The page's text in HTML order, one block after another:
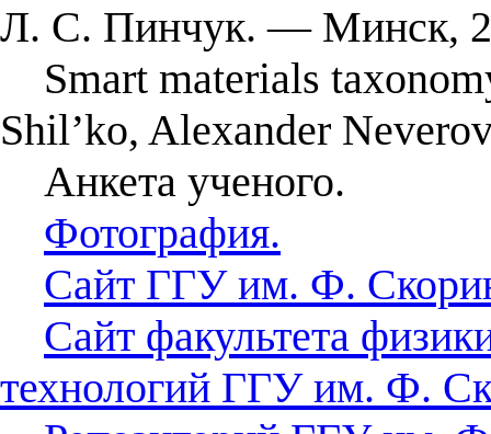
Л. С. Пинчук. — Минск,
Smart materials
Shil’ko, Alexander
Анкета ученого.
Фотография.
Сайт ГГУ им. Ф.
Сайт факультета
технологий ГГУ им. Ф.